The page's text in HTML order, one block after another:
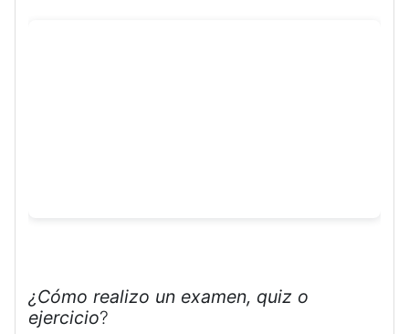
¿Cómo realizo un examen, quiz o
ejercicio?